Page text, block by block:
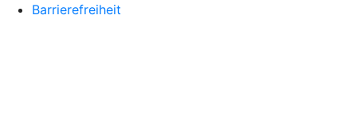
Barrierefreiheit